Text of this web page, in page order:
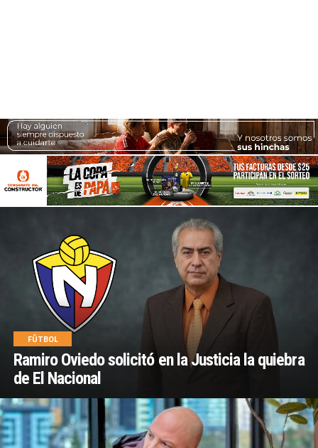
FÚTBOL
Ramiro Oviedo solicitó en la Justicia la quiebra
de El Nacional